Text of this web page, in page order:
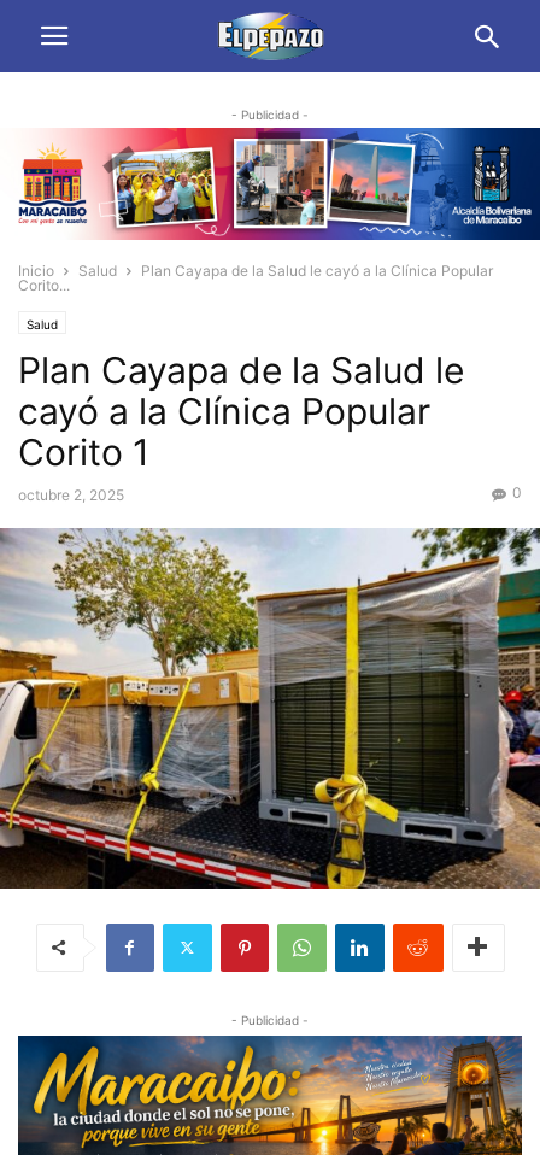
- Publicidad -
Inicio Salud
Plan Cayapa de la Salud le cayó a la Clínica Popular
Corito...
Salud
Plan Cayapa de la Salud le
cayó a la Clínica Popular
Corito 1
octubre 2, 2025 0
- Publicidad -